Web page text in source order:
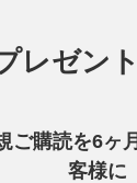
レゼン
ご購読を6ヶ
客様に